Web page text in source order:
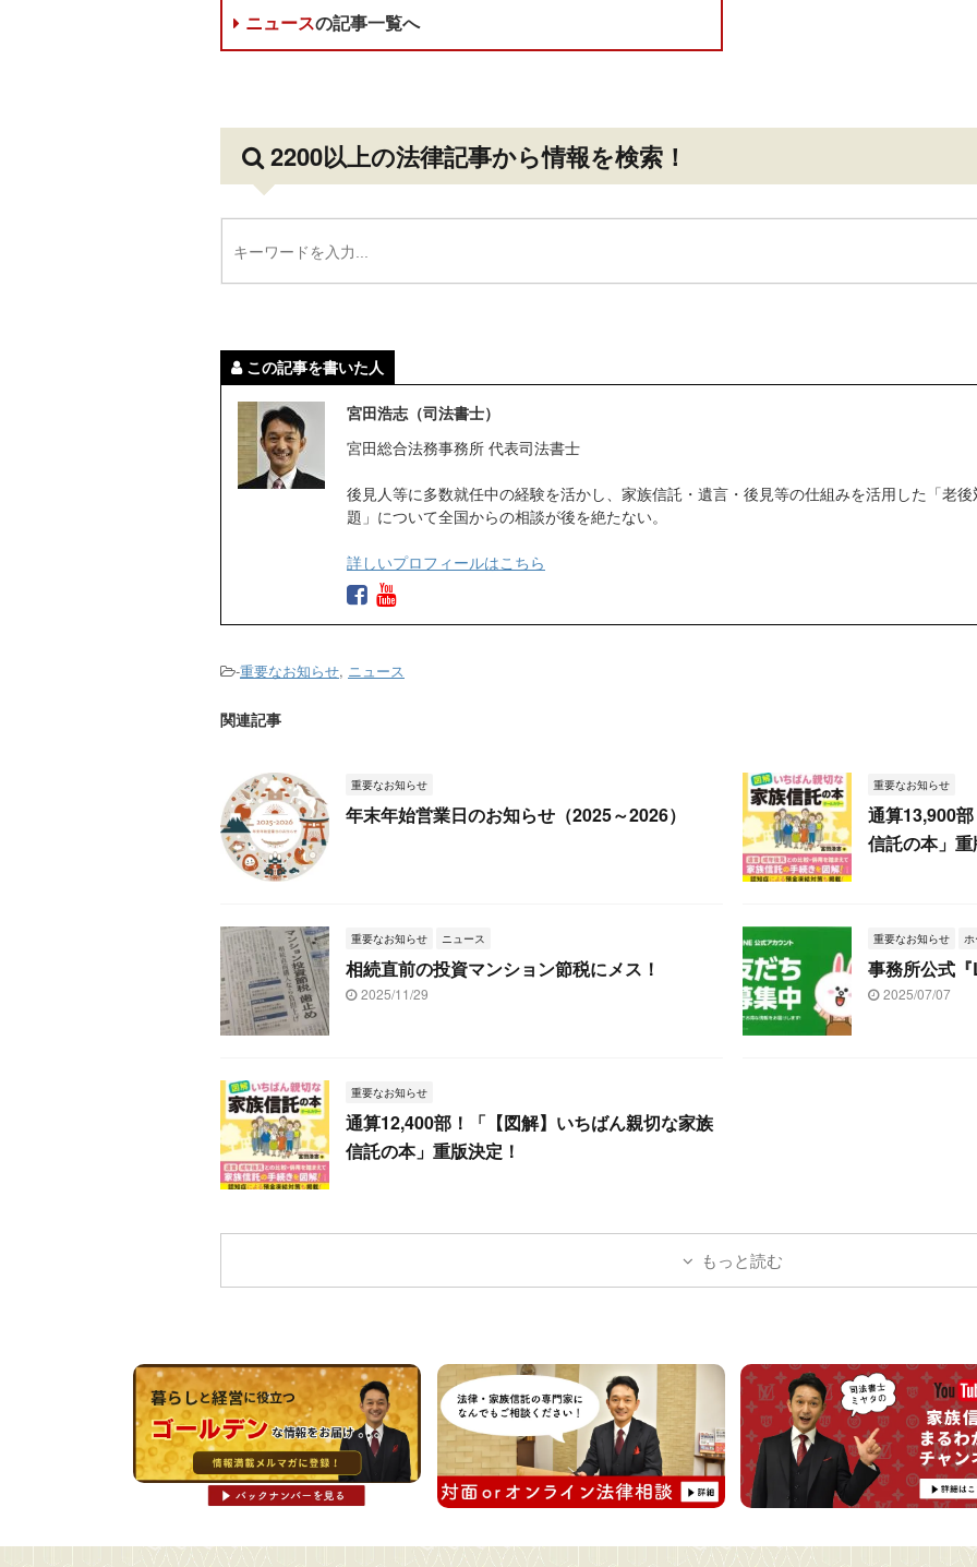
ニュースの記事一覧へ
2200以上の法律記事から情報を検索！
この記事を書いた人
宮田浩志（司法書士）
宮田総合法務事務所 代表司法書士
後見人等に多数就任中の経験を活かし、家族信託・遺言・後見等の仕組みを活用した「老
題」について全国からの相談が後を絶たない。
詳しいプロフィールはこちら
-重要なお知らせ, ニュース
関連記事
重要なお知らせ
年末年始営業日のお知らせ（2025～2026）
重要なお知らせ
通算13,900
信託の本」
重要なお知らせ ニュース
相続直前の投資マンション節税にメス！
2025/11/29
重要なお知らせ
事務所公式
2025/07/07
重要なお知らせ
通算12,400部！「【図解】いちばん親切な家族
信託の本」重版決定！
もっと読む